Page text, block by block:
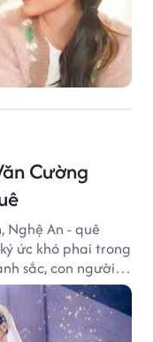
Cường
Nghệ An - quê
ức khó phai trong
sắc, con người
thành những